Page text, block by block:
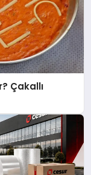
Çakallı